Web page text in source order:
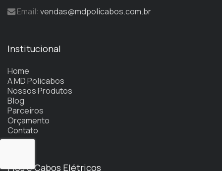
Email: vendas@mdpolicabos.com.br
Institucional
Home
A MD Policabos
Nossos Produtos
Blog
Parceiros
Orçamento
Contato
Fios e Cabos Elétricos